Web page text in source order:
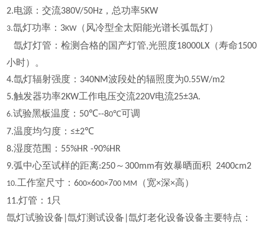
2.电源：交流380V/50Hz ，总功率5KW
3.氙灯功率： 3KW（风冷型全太阳能光谱长弧氙灯）
氙灯灯管：检测合格的国产灯管,光照度18000LX （寿命1500
小时）。
4.氙灯辐射强度： 340NM波段处的辐照度为0.55W/m2
5.触发器功率2KW工作电压交流220V电流25±3A.
6.试验黑板温度： 50℃--80℃可调
7.温度均匀度：≤±2℃
8.湿度范围： 55%HR -90%HR
9.弧中心至试样的距离:250～ 300mm有效暴晒面积 2400cm2
10.工作室尺寸：600×600×700 MM （宽×深×高）
11.灯管： 1只
氙灯试验设备 |氙灯测试设备 |氙灯老化设备设备主要特点：